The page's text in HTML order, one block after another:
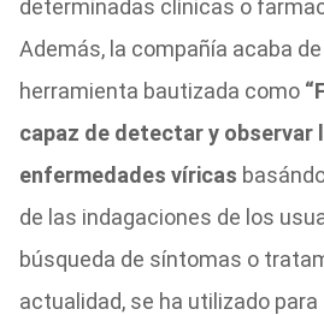
determinadas clínicas o
Además, la compañía acaba
herramienta bautizada como
capaz de detectar y observar
enfermedades víricas
de las indagaciones de los
búsqueda de síntomas o
actualidad, se ha utilizado